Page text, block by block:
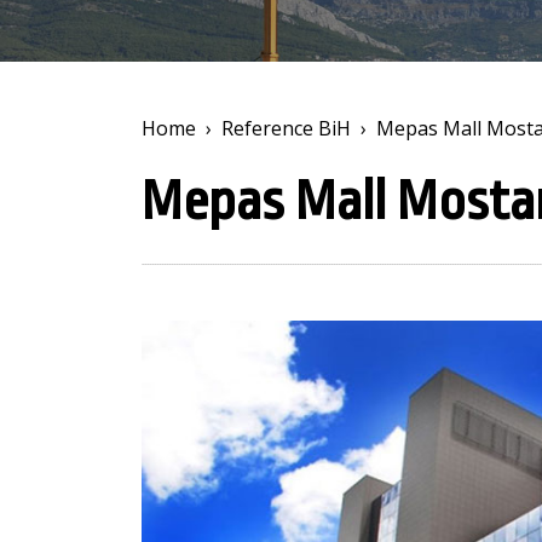
Home › Reference BiH › Mepas Mall
Mepas Mall